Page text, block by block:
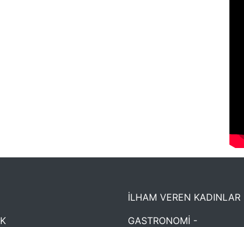
İLHAM VEREN KADINLAR
GASTRONOMİ -